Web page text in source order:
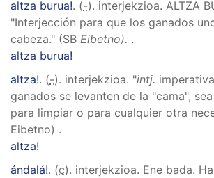
altza burua!. (-). interjekzioa. ALTZA
"Interjección para que los ganados
cabeza." (SB Eibetno). .
altza burua!
altza!. (-). interjekzioa. "intj.
ganados se levanten de la "cama",
para limpiar o para cualquier otra
Eibetno) .
altza!
ándalá!. (c). interjekzioa. Ene bada.